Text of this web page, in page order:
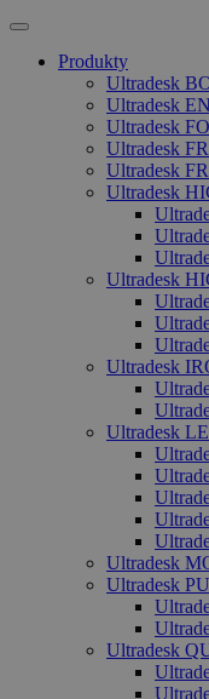
Produkty
Ultradesk
Ultradesk
Ultradesk
Ultradesk
Ultradesk
Ultradesk
Ultradesk
Ultradesk
Ultradesk
Ultradesk
Ultradesk
Ultradesk